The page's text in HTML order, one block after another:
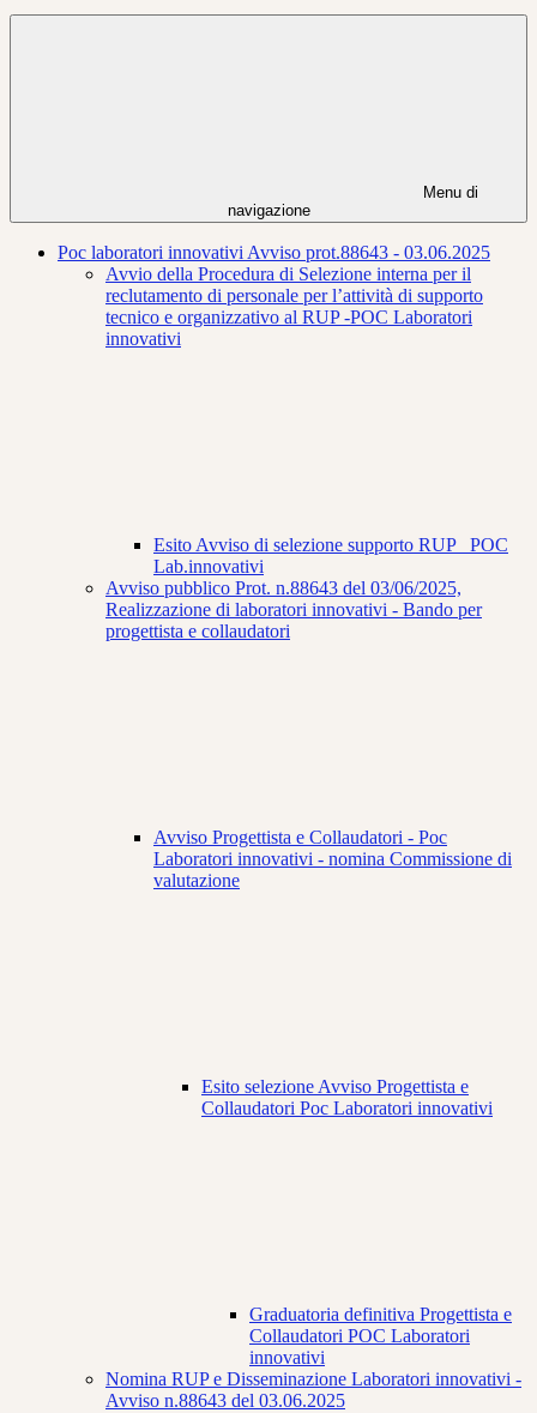
Menu di
navigazione
Poc laboratori innovativi Avviso prot.88643 - 03.06.2025
Avvio della Procedura di Selezione interna per il
reclutamento di personale per l’attività di supporto
tecnico e organizzativo al RUP -POC Laboratori
innovativi
Esito Avviso di selezione supporto RUP _POC
Lab.innovativi
Avviso pubblico Prot. n.88643 del 03/06/2025,
Realizzazione di laboratori innovativi - Bando per
progettista e collaudatori
Avviso Progettista e Collaudatori - Poc
Laboratori innovativi - nomina Commissione di
valutazione
Esito selezione Avviso Progettista e
Collaudatori Poc Laboratori innovativi
Graduatoria definitiva Progettista e
Collaudatori POC Laboratori
innovativi
Nomina RUP e Disseminazione Laboratori innovativi -
Avviso n.88643 del 03.06.2025